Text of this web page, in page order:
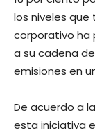
los niveles que
corporativo ha
a su cadena
emisiones en
De acuerdo a
esta iniciativa